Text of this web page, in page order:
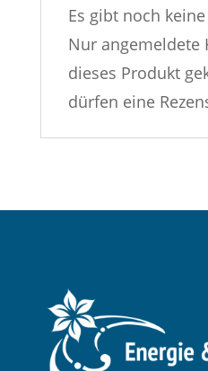
Es gibt noch
Nur angemeldete
dieses Produkt
dürfen eine